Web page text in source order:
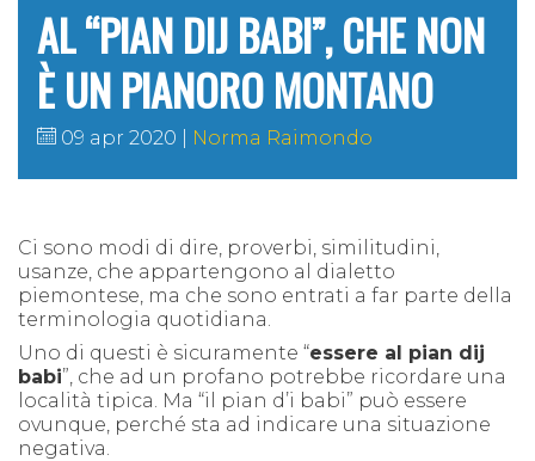
AL “PIAN DIJ BABI”, CHE NON
È UN PIANORO MONTANO
09 apr 2020 Norma Raimondo
Ci sono modi di dire, proverbi, similitudini,
usanze, che appartengono al dialetto
piemontese, ma che sono entrati a far parte della
terminologia quotidiana.
Uno di questi è sicuramente “essere al pian dij
babi”, che ad un profano potrebbe ricordare una
località tipica. Ma “il pian d’i babi” può essere
ovunque, perché sta ad indicare una situazione
negativa.